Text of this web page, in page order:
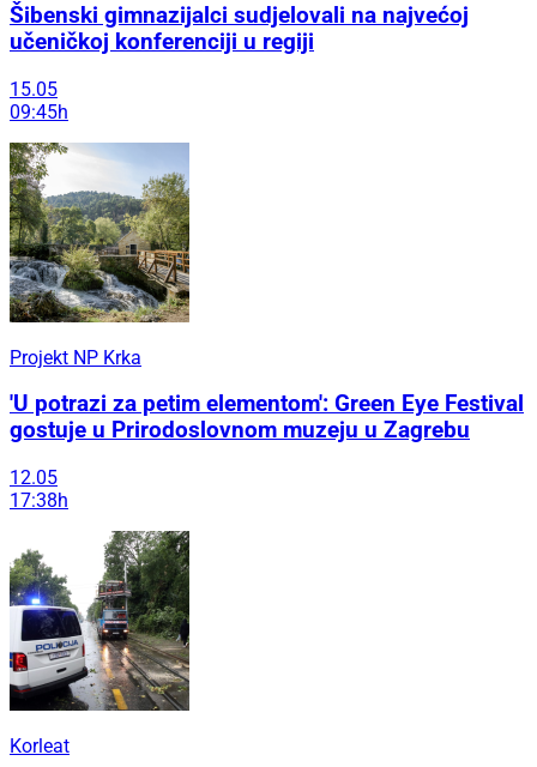
Šibenski gimnazijalci sudjelovali na najvećoj
učeničkoj konferenciji u regiji
15.05
09:45h
Projekt NP Krka
'U potrazi za petim elementom': Green Eye Festival
gostuje u Prirodoslovnom muzeju u Zagrebu
12.05
17:38h
Korleat